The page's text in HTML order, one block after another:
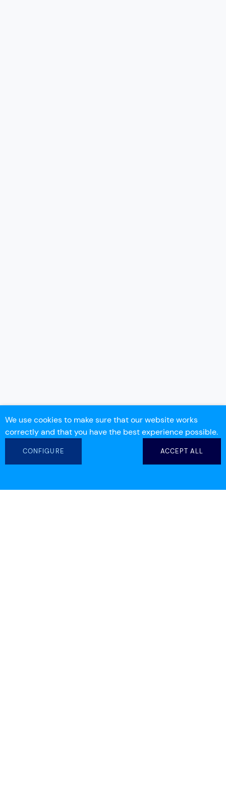
We use cookies to make sure that our website works
correctly and that you have the best experience possible.
CONFIGURE ACCEPT ALL